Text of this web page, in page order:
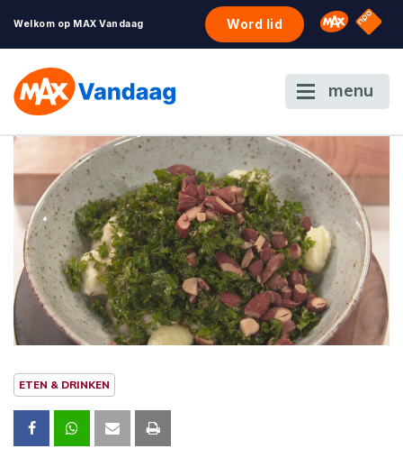
Welkom op MAX Vandaag Word lid Omroep
NPO
menu
ETEN & DRINKEN